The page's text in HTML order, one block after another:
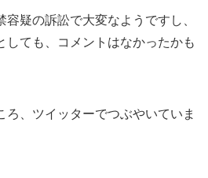
疑の訴訟で大変なようですし、
しても、コメントはなかったかも
ろ、ツイッターでつぶやいていま